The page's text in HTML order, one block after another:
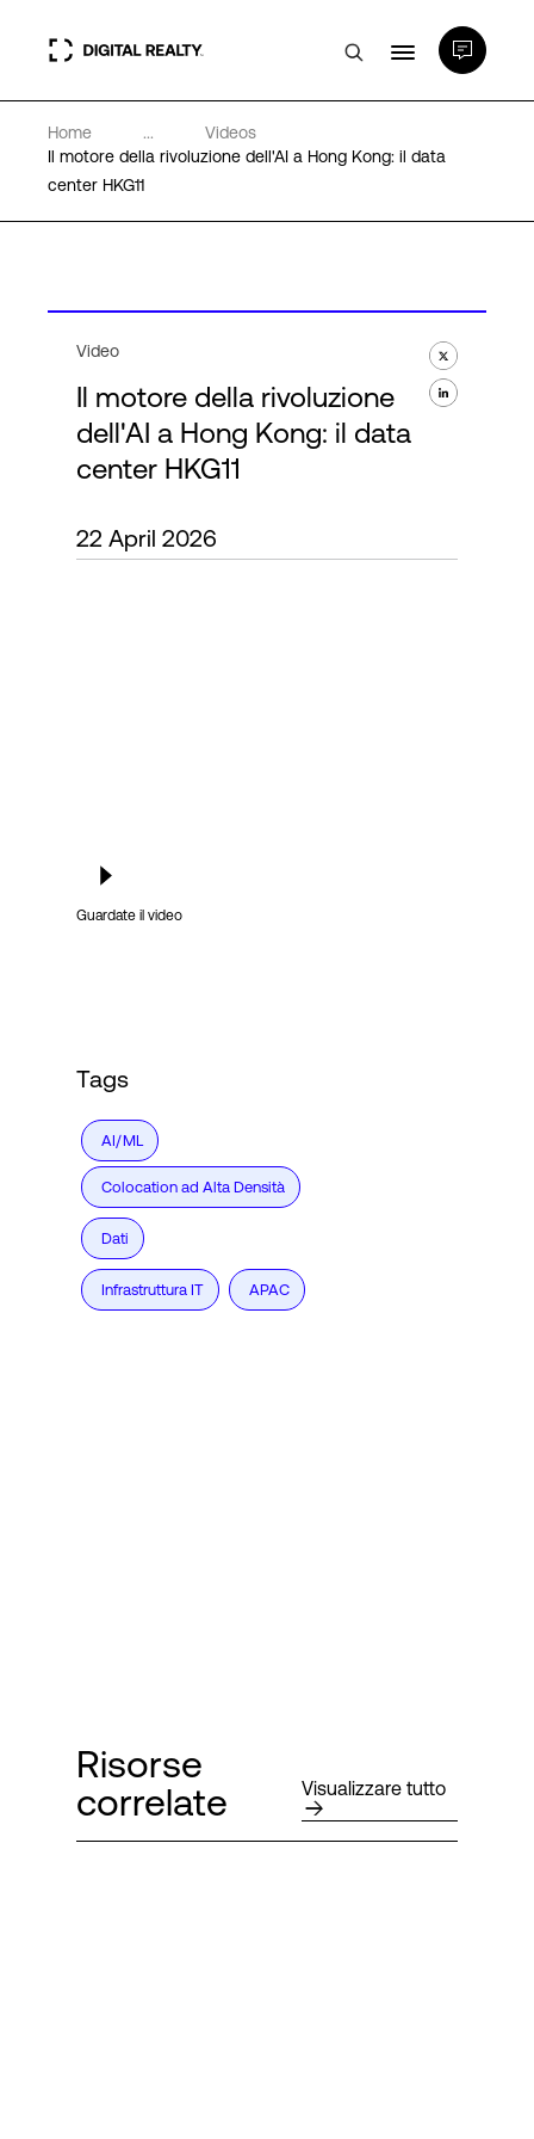
Data center
PlatformDIGITAL®
Chi Siamo
Language
Home ...
Videos
Il motore della rivoluzione dell'AI a Hong Kong: il data
center HKG11
Video
Il motore della rivoluzione
dell'AI a Hong Kong: il data
center HKG11
22 April 2026
Guardate il video
Tags
AI/ML
Colocation ad Alta Densità
Dati
Infrastruttura IT APAC
Risorse
correlate
Visualizzare tutto